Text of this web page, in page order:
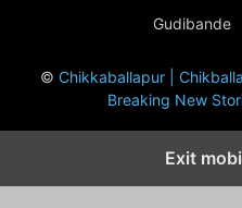
Gudibande
© Chikkaballapur |
Breaking New
Exit